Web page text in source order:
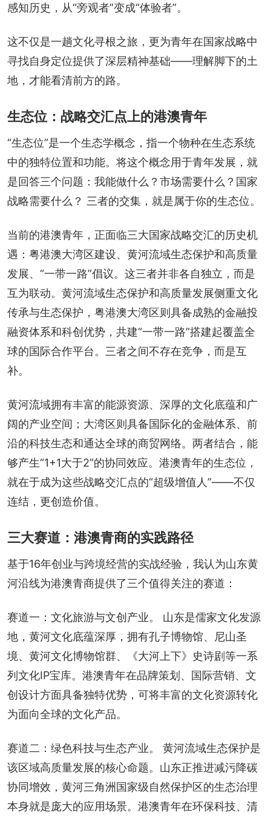
感知历史，从“旁观者”变成“体验者”。
这不仅是一趟文化寻根之旅，更为青年在国家战略中
寻找自身定位提供了深层精神基础——理解脚下的土
地，才能看清前方的路。
生态位：战略交汇点上的港澳青年
“生态位”是一个生态学概念，指一个物种在生态系统
中的独特位置和功能。将这个概念用于青年发展，就
是回答三个问题：我能做什么？市场需要什么？国家
战略需要什么？ 三者的交集，就是属于你的生态位。
当前的港澳青年，正面临三大国家战略交汇的历史机
遇：粤港澳大湾区建设、黄河流域生态保护和高质量
发展、“一带一路”倡议。这三者并非各自独立，而是
互为联动。黄河流域生态保护和高质量发展侧重文化
传承与生态保护，粤港澳大湾区则具备成熟的金融投
融资体系和科创优势，共建“一带一路”搭建起覆盖全
球的国际合作平台。三者之间不存在竞争，而是互
补。
黄河流域拥有丰富的能源资源、深厚的文化底蕴和广
阔的产业空间；大湾区则具备国际化的金融体系、前
沿的科技生态和通达全球的商贸网络。两者结合，能
够产生“1+1大于2”的协同效应。港澳青年的生态位，
就在于成为这些战略交汇点的“超级增值人”——不仅
连结，更创造价值。
三大赛道：港澳青商的实践路径
基于16年创业与跨境经营的实战经验，我认为山东黄
河沿线为港澳青商提供了三个值得关注的赛道：
赛道一：文化旅游与文创产业。 山东是儒家文化发源
地，黄河文化底蕴深厚，拥有孔子博物馆、尼山圣
境、黄河文化博物馆群、《大河上下》史诗剧等一系
列文化IP宝库。港澳青年在品牌策划、国际营销、文
创设计方面具备独特优势，可将丰富的文化资源转化
为面向全球的文化产品。
赛道二：绿色科技与生态产业。 黄河流域生态保护是
该区域高质量发展的核心命题。山东正推进减污降碳
协同增效，黄河三角洲国家级自然保护区的生态治理
本身就是庞大的应用场景。港澳青年在环保科技、清